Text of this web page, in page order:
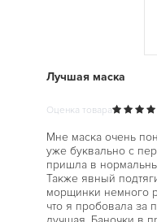
Лучшая маска
Оценка товара
Мне маска очень
уже буквально с
пришла в
Также явный
морщинки немного
что я пробовала за